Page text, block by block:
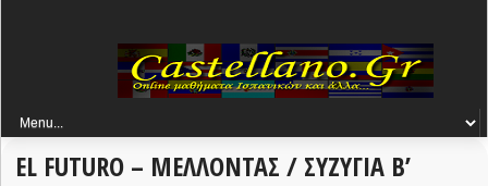
EL FUTURO – ΜΕΛΛΟΝΤΑΣ / ΣΥΖΥΓΙΑ Β’